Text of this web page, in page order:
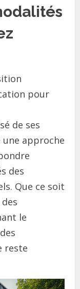
pour
de ses
une approche
des
Que ce soit
le
reste